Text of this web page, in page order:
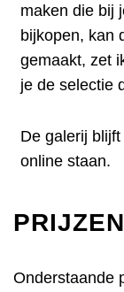
maken die bij
bijkopen, kan
gemaakt, zet
je de selectie
De galerij
online staan.
Onderstaande